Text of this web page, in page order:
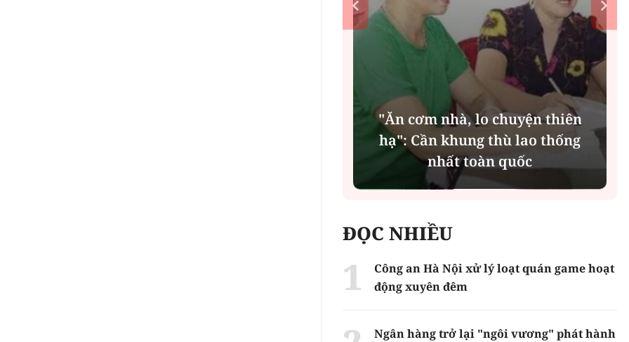
"Ăn cơm nhà, lo chuyện thiên
hạ": Cần khung thù lao thống
nhất toàn quốc
ĐỌC NHIỀU
Công an Hà Nội xử lý loạt quán game hoạt
động xuyên đêm
Ngân hàng trở lại "ngôi vương" phát hành